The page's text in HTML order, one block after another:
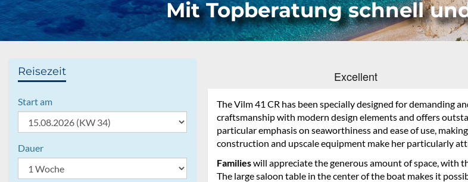
Mit Topberatung schnell
Reisezeit
Start am
Dauer
The Vilm 41 CR has been specially designed for demanding
craftsmanship with modern design elements and offers
particular emphasis on seaworthiness and ease of use,
construction and upscale equipment make her particularly
Familieswill appreciate the generous amount of space, with
The large saloon table in the center of the boat makes it